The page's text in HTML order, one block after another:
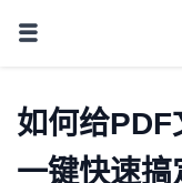
如何给PDF
一键快速搞